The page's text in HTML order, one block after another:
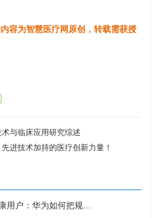
容为智慧医疗网原创，转载需获授
与临床应用研究综述
进技术加持的医疗创新力量！
华为如何把规模变成数据